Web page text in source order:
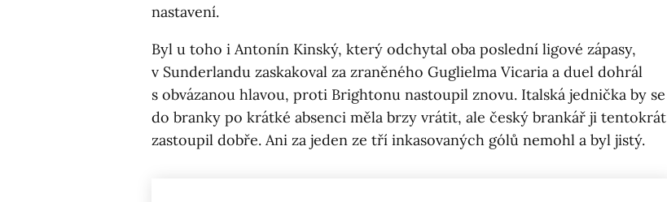
nastavení.
Byl u toho i Antonín Kinský, který odchytal oba poslední ligové zápasy,
v Sunderlandu zaskakoval za zraněného Guglielma Vicaria a duel dohrál
s obvázanou hlavou, proti Brightonu nastoupil znovu. Italská jednička by se
do branky po krátké absenci měla brzy vrátit, ale český brankář ji tentokrát
zastoupil dobře. Ani za jeden ze tří inkasovaných gólů nemohl a byl jistý.